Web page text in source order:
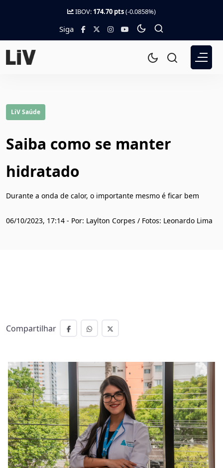
IBOV: 174.70 pts(-0.0858%)
Siga
LiV Saúde
Saiba como se manter
hidratado
Durante a onda de calor, o importante mesmo é ficar bem
06/10/2023, 17:14 - Por: Laylton Corpes / Fotos: Leonardo Lima
Compartilhar